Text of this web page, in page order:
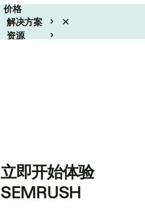
价格
解决方案
资源
立即开始体验
SEMRUSH